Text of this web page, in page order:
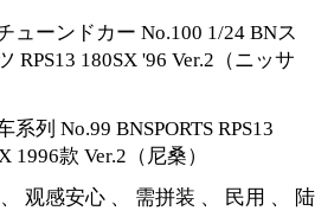
ューンドカー No.100 1/24 BNス
RPS13 180SX '96 Ver.2（ニッサ
系列 No.99 BNSPORTS RPS13
1996款 Ver.2（尼桑）
、 观感安心、 需拼装 、 民用 、
陆